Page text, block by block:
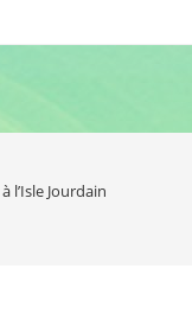
l’Isle Jourdain